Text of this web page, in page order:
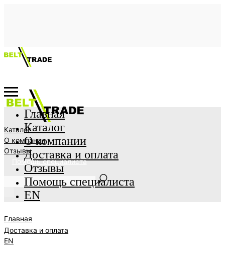
Каталог
О компании
Отзывы
Помощь специалиста
Главная
Доставка и оплата
EN
Главная
Каталог
О компании
Доставка и оплата
Отзывы
Помощь специалиста
EN